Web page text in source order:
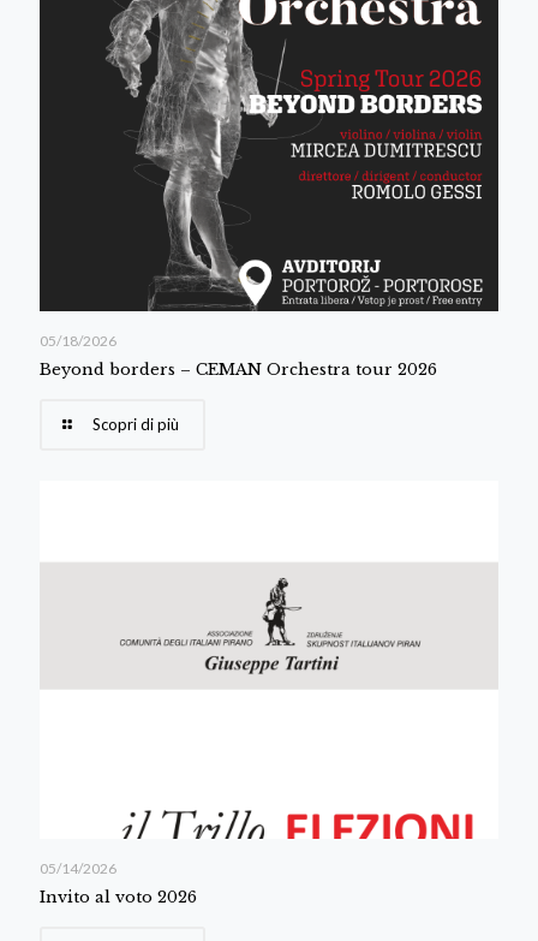
05/18/2026
Beyond borders – CEMAN Orchestra tour 2026
Scopri di più
05/14/2026
Invito al voto 2026